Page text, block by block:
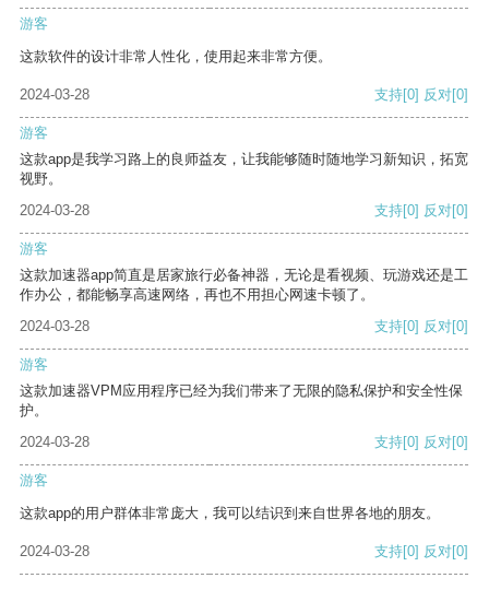
游客
这款软件的设计非常人性化，使用起来非常方便。
2024-03-28 支持[0] 反对[0]
游客
这款app是我学习路上的良师益友，让我能够随时随地学习新知识，拓宽
视野。
2024-03-28
支持[0] 反对[0]
游客
这款加速器app简直是居家旅行必备神器，无论是看视频、玩游戏还是工
作办公，都能畅享高速网络，再也不用担心网速卡顿了。
2024-03-28
支持[0] 反对[0]
游客
这款加速器VPM应用程序已经为我们带来了无限的隐私保护和安全性保
护。
2024-03-28
支持[0] 反对[0]
游客
这款app的用户群体非常庞大，我可以结识到来自世界各地的朋友。
2024-03-28 支持[0] 反对[0]